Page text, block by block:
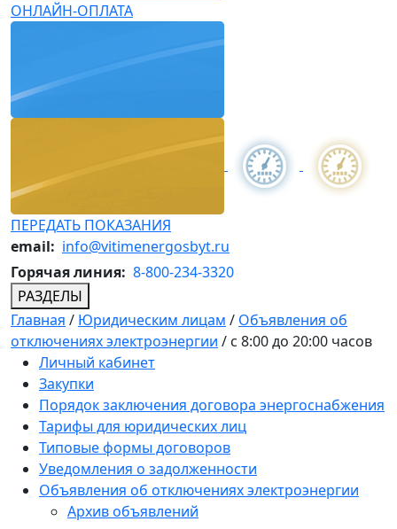
ОНЛАЙН-ОПЛАТА
ПЕРЕДАТЬ ПОКАЗАНИЯ
email: info@vitimenergosbyt.ru
Горячая линия: 8-800-234-3320
РАЗДЕЛЫ
Главная / Юридическим лицам / Объявления об
отключениях электроэнергии / с 8:00 до 20:00 часов
Личный кабинет
Закупки
Порядок заключения договора энергоснабжения
Тарифы для юридических лиц
Типовые формы договоров
Уведомления о задолженности
Объявления об отключениях электроэнергии
Архив объявлений